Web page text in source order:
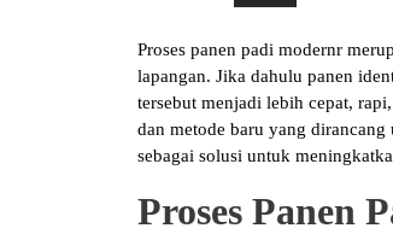
Proses panen padi modernr
lapangan. Jika dahulu panen
tersebut menjadi lebih cepat,
dan metode baru yang
sebagai solusi untuk
Proses Panen